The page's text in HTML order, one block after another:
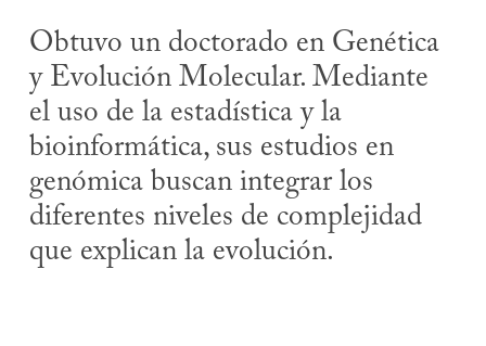
Obtuvo un doctorado en Genética
y Evolución Molecular. Mediante
el uso de la estadística y la
bioinformática, sus estudios en
genómica buscan integrar los
diferentes niveles de complejidad
que explican la evolución.